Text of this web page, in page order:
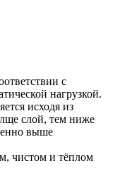
с
нагрузкой.
исходя из
слой, тем ниже
выше
чистом и тёплом